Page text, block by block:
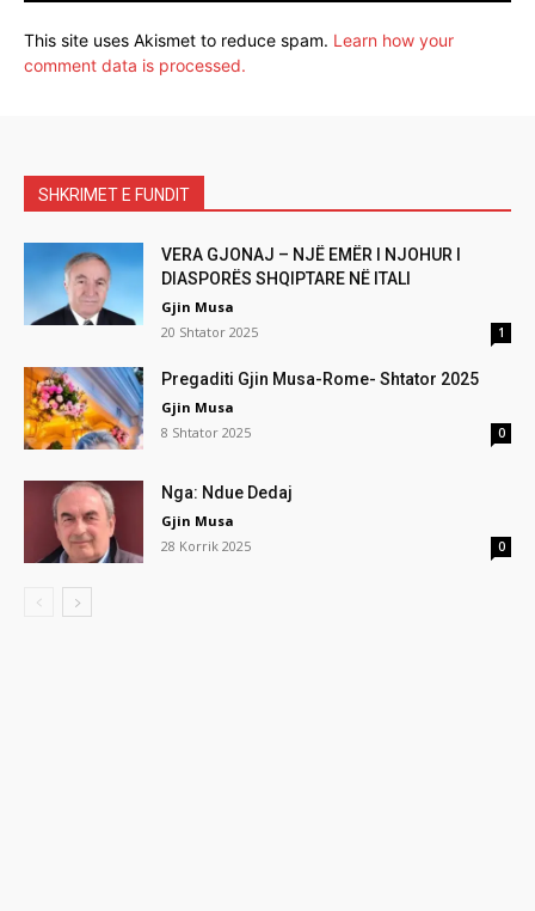
This site uses Akismet to reduce spam. Learn how your
comment data is processed.
SHKRIMET E FUNDIT
VERA GJONAJ – NJË EMËR I NJOHUR I
DIASPORËS SHQIPTARE NË ITALI
Gjin Musa
20 Shtator 2025
1
Pregaditi Gjin Musa-Rome- Shtator 2025
Gjin Musa
8 Shtator 2025
0
Nga: Ndue Dedaj
Gjin Musa
28 Korrik 2025
0